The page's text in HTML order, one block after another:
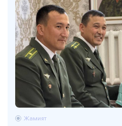
Жамият